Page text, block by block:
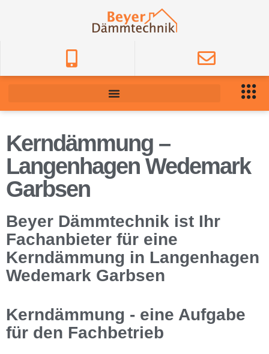
Kerndämmung –
Langenhagen Wedemark
Garbsen
Beyer Dämmtechnik ist Ihr
Fachanbieter für eine
Kerndämmung in Langenhagen
Wedemark Garbsen
Kerndämmung - eine Aufgabe
für den Fachbetrieb